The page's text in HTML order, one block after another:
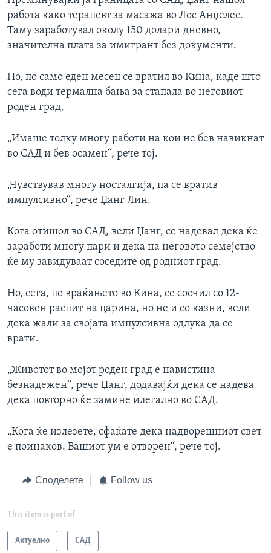
работа како терапевт за масажа во Лос Анџелес.
Таму заработувал околу 150 долари дневно,
значителна плата за имигрант без документи.
Но, по само еден месец се вратил во Кина, каде што
сега води термална бања за стапала во неговиот
роден град.
„Имаше толку многу работи на кои не бев навикнат
во САД и бев осамен“, рече тој.
„Чувствував многу носталгија, па се вратив
импулсивно“, рече Џанг Лин.
Кога отишол во САД, вели Џанг, се надевал дека ќе
заработи многу пари и дека на неговото семејство
ќе му завидуваат соседите од родниот град.
Но, сега, по враќањето во Кина, се соочил со 12-
часовен распит на царина, но не и со казни, вели
дека жали за својата импулсивна одлука да се
врати.
„Животот во мојот роден град е навистина
безнадежен“, рече Џанг, додавајќи дека се надева
дека повторно ќе замине илегално во САД.
„Кога ќе излезете, сфаќате дека надворешниот свет
е поинаков. Вашиот ум е отворен“, рече тој.
Споделете Follow us
This item is part of
Актуелно САД